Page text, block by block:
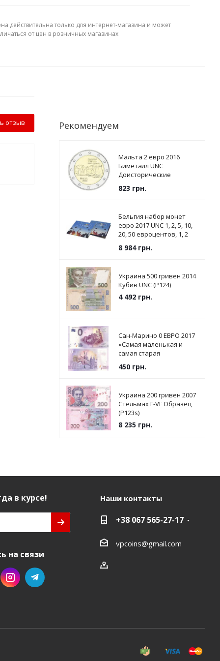
действительна только для интернет-магазина и может
от цен в розничных магазинах
отзыв Рекомендуем
Мальта 2 евро 2016
Биметалл UNC
Доисторические
Джгантии
823 грн.
Бельгия набор монет
евро 2017 UNC 1, 2, 5, 10,
20, 50 евроцентов, 1, 2
упаковке
8 984грн.
Украина 500 гривен 2014
Кубив UNC (P124)
4 492грн.
Сан-Марино 0 ЕВРО 2017
«Самая маленькая и
самая старая
450грн.
Украина 200 гривен 2007
Стельмах F-VF Образец
(P123s)
8 235 грн.
в курсе!
на связи
Наши контакты
+38 067 565-27-17
vpcoins@gmail.com